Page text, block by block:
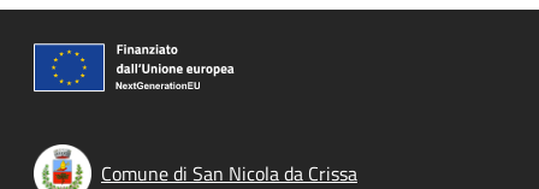
Comune di San Nicola da Crissa